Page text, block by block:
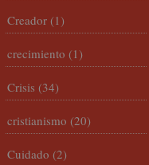
Creador (1)
crecimiento (1)
Crisis (34)
cristianismo (20)
Cuidado (2)